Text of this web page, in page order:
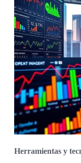
Herramientas y